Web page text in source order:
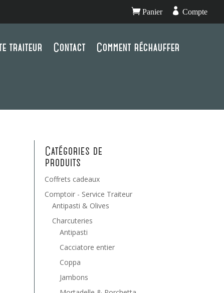
Panier  Compte
traiteur Contact Comment réchauffer
Catégories de
produits
Coffrets cadeaux
Comptoir - Service Traiteur
Antipasti & Olives
Charcuteries
Antipasti
Cacciatore entier
Coppa
Jambons